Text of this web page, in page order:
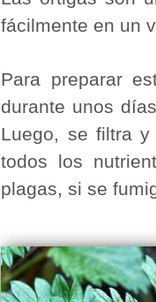
fácilmente en un
Para preparar
durante unos
Luego, se filtra
todos los
plagas, si se